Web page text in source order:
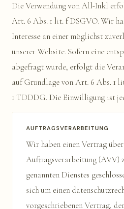
Die Verwendung von All-Inkl
Art. 6 Abs. 1 lit. f DSGVO. Wir
Interesse an einer möglichst
unserer Website. Sofern eine
abgefragt wurde, erfolgt die
auf Grundlage von Art. 6 Abs. 1
1 TDDDG. Die Einwilligung ist
AUFTRAGSVERARBEITUNG
Wir haben einen Vertrag über
Auftragsverarbeitung (AVV)
genannten Dienstes
sich um einen
vorgeschriebenen Vertrag,